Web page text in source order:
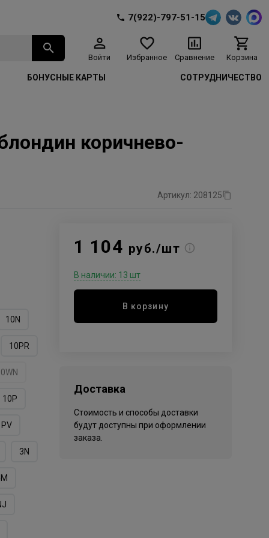
7(922)-797-51-15
Войти Избранное Сравнение Корзина
БОНУСНЫЕ КАРТЫ СОТРУДНИЧЕСТВО
коричнево-
Артикул: 208125
10N
10PR
10Р
3N
1 104 руб./шт
В наличии: 13 шт
В корзину
Доставка
Стоимость и способы доставки
будут доступны при оформлении
заказа.